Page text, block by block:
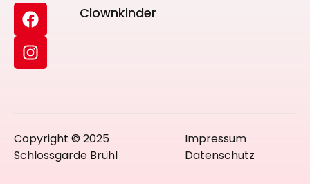
Clownkinder
Copyright © 2025
Schlossgarde Brühl
Impressum
Datenschutz